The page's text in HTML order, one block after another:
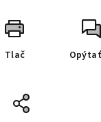
Tlač